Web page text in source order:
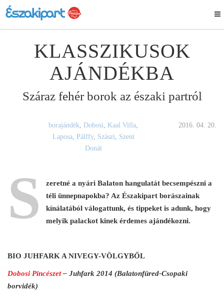
KLASSZIKUSOK
AJÁNDÉKBA
Száraz fehér borok az északi partról
borajándék,Dobosi,Kaal Villa,
Laposa, Pálffy, Szászi, Szent
Donát
2016. 04. 20.
S
zeretné a nyári Balaton hangulatát becsempészni a
téli ünnepnapokba? Az Északipart borászainak
kínálatából válogattunk, és tippeket is adunk, hogy
melyik palackot kinek érdemes ajándékozni.
BIO JUHFARK A NIVEGY-VÖLGYBŐL
Dobosi Pincészet– Juhfark 2014 (Balatonfüred-Csopaki
borvidék)